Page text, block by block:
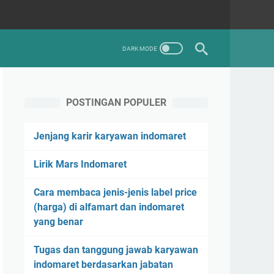
POSTINGAN POPULER
Jenjang karir karyawan indomaret
Lirik Mars Indomaret
Cara membaca jenis-jenis label price
(harga) di alfamart dan indomaret
yang benar
Tugas dan tanggung jawab karyawan
indomaret berdasarkan jabatan